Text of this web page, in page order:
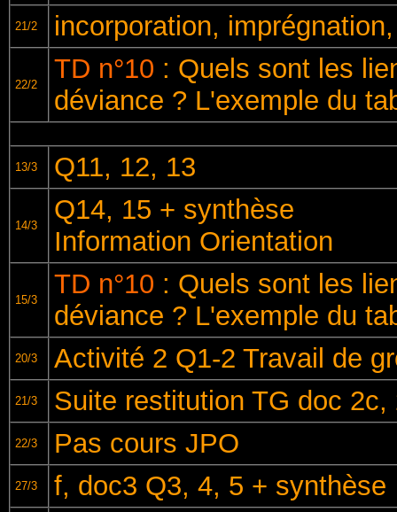
21/2 incorporation,
22/2
TD n°10 : Quels sont les
déviance ? L'exemple du
13/3 Q11, 12, 13
14/3
Q14, 15 + synthèse
Information Orientation
15/3
TD n°10 : Quels sont les
déviance ? L'exemple du
20/3 Activité 2 Q1-2 Travail de
21/3 Suite restitution TG doc 2c,
22/3 Pas cours JPO
27/3 f, doc3 Q3, 4, 5 + synthèse